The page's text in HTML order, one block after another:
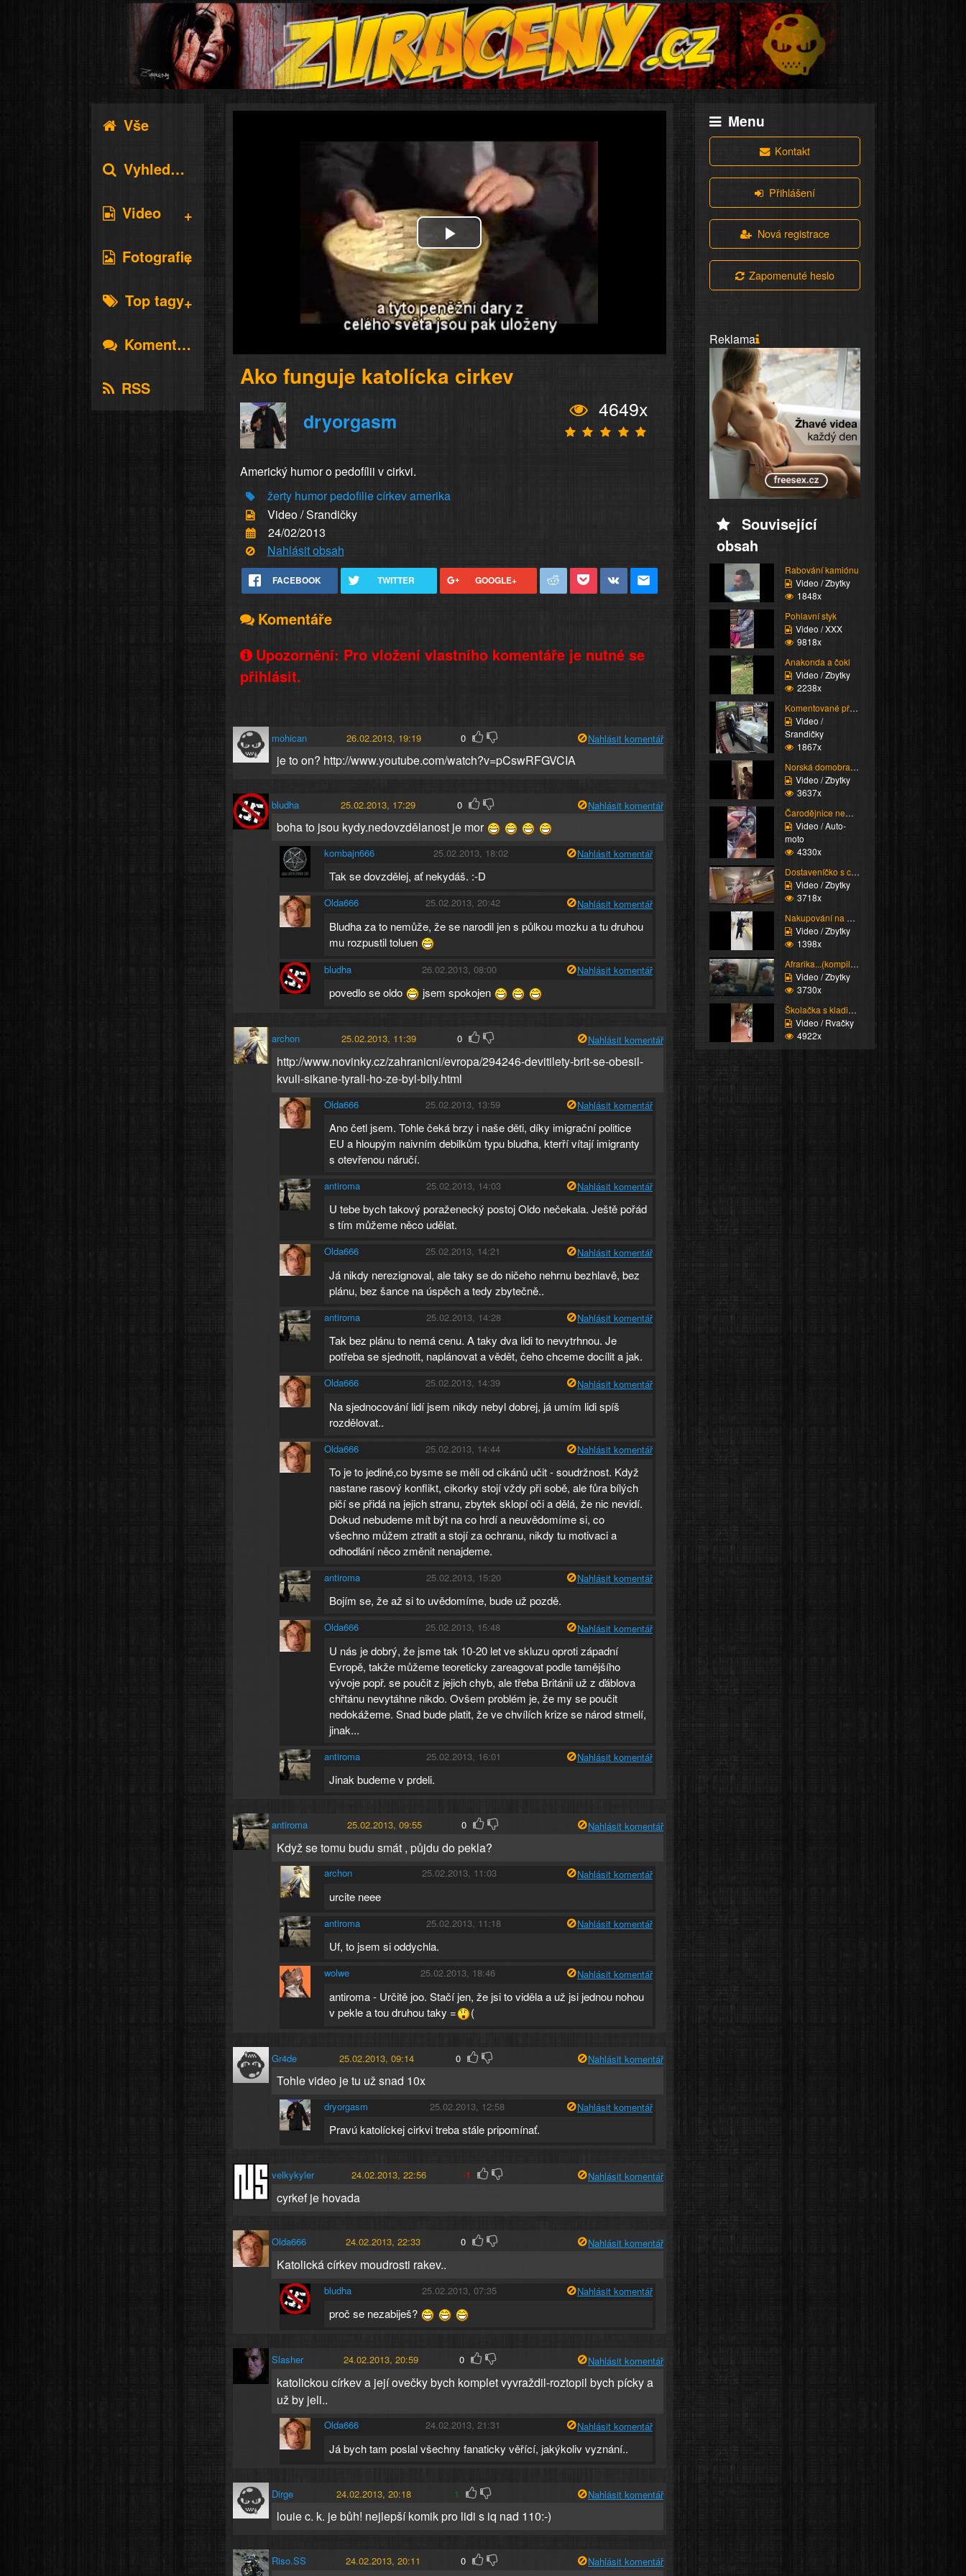
Vše
Vyhledávání
Video
Fotografie
Top tagy
Komentáře
RSS
Play
Video
Ako funguje katolícka cirkev
dryorgasm
4649x
Americký humor o pedofílii v cirkvi.
žerty humorpedofiliecírkevamerika
Video / Srandičky
24/02/2013
Nahlásit obsah
FACEBOOK TWITTER GOOGLE+
Komentáře
Upozornění: Pro vložení vlastního komentáře je nutné se
přihlásit.
mohican 26.02.2013, 19:19 0 Nahlásit komentář
je to on? http://www.youtube.com/watch?v=pCswRFGVCIA
bludha 25.02.2013, 17:29 0 Nahlásit komentář
boha to jsou kydy.nedovzdělanost je mor
kombajn666 25.02.2013, 18:02 Nahlásit komentář
Tak se dovzdělej, ať nekydáš. :-D
Olda666 25.02.2013, 20:42 Nahlásit komentář
Bludha za to nemůže, že se narodil jen s půlkou mozku a tu druhou
mu rozpustil toluen
bludha 26.02.2013, 08:00 Nahlásit komentář
povedlo se oldo jsem spokojen
archon 25.02.2013, 11:39 0 Nahlásit komentář
http://www.novinky.cz/zahranicni/evropa/294246-devitilety-brit-se-obesil-
kvuli-sikane-tyrali-ho-ze-byl-bily.html
Olda666 25.02.2013, 13:59 Nahlásit komentář
Ano četl jsem. Tohle čeká brzy i naše děti, díky imigrační politice
EU a hloupým naivním debilkům typu bludha, kterří vítají imigranty
s otevřenou náručí.
antiroma 25.02.2013, 14:03 Nahlásit komentář
U tebe bych takový poraženecký postoj Oldo nečekala. Ještě pořád
s tím můžeme něco udělat.
Olda666 25.02.2013, 14:21 Nahlásit komentář
Já nikdy nerezignoval, ale taky se do ničeho nehrnu bezhlavě, bez
plánu, bez šance na úspěch a tedy zbytečně..
antiroma 25.02.2013, 14:28 Nahlásit komentář
Tak bez plánu to nemá cenu. A taky dva lidi to nevytrhnou. Je
potřeba se sjednotit, naplánovat a vědět, čeho chceme docílit a jak.
Olda666 25.02.2013, 14:39 Nahlásit komentář
Na sjednocování lidí jsem nikdy nebyl dobrej, já umím lidi spíš
rozdělovat..
Olda666 25.02.2013, 14:44 Nahlásit komentář
To je to jediné,co bysme se měli od cikánů učit - soudržnost. Když
nastane rasový konflikt, cikorky stojí vždy při sobě, ale fůra bílých
pičí se přidá na jejich stranu, zbytek sklopí oči a dělá, že nic nevidí.
Dokud nebudeme mít být na co hrdí a neuvědomíme si, co
všechno můžem ztratit a stojí za ochranu, nikdy tu motivaci a
odhodlání něco změnit nenajdeme.
antiroma 25.02.2013, 15:20 Nahlásit komentář
Bojím se, že až si to uvědomíme, bude už pozdě.
Olda666 25.02.2013, 15:48 Nahlásit komentář
U nás je dobrý, že jsme tak 10-20 let ve skluzu oproti západní
Evropě, takže můžeme teoreticky zareagovat podle tamějšího
vývoje popř. se poučit z jejich chyb, ale třeba Británii už z ďáblova
chřtánu nevytáhne nikdo. Ovšem problém je, že my se poučit
nedokážeme. Snad bude platit, že ve chvílích krize se národ stmelí,
jinak...
antiroma 25.02.2013, 16:01 Nahlásit komentář
Jinak budeme v prdeli.
antiroma 25.02.2013, 09:55 0 Nahlásit komentář
Když se tomu budu smát , půjdu do pekla?
archon 25.02.2013, 11:03 Nahlásit komentář
urcite neee
antiroma 25.02.2013, 11:18 Nahlásit komentář
Uf, to jsem si oddychla.
wolwe 25.02.2013, 18:46 Nahlásit komentář
antiroma - Určitě joo. Stačí jen, že jsi to viděla a už jsi jednou nohou
v pekle a tou druhou taky =
(
Gr4de 25.02.2013, 09:14 0 Nahlásit komentář
Tohle video je tu už snad 10x
dryorgasm 25.02.2013, 12:58 Nahlásit komentář
Pravú katolíckej cirkvi treba stále pripomínať.
velkykyler 24.02.2013, 22:56 -1 Nahlásit komentář
cyrkef je hovada
Olda666 24.02.2013, 22:33 0 Nahlásit komentář
Katolická církev moudrosti rakev..
bludha 25.02.2013, 07:35 Nahlásit komentář
proč se nezabiješ?
Slasher 24.02.2013, 20:59 0 Nahlásit komentář
katolickou církev a její ovečky bych komplet vyvraždil-roztopil bych pícky a
už by jeli..
Olda666 24.02.2013, 21:31 Nahlásit komentář
Já bych tam poslal všechny fanaticky věřící, jakýkoliv vyznání..
Dirge 24.02.2013, 20:18 1 Nahlásit komentář
louie c. k. je bůh! nejlepší komik pro lidi s iq nad 110:-)
Riso.SS 24.02.2013, 20:11 0 Nahlásit komentář
Menu
Kontakt
Přihlášení
Nová registrace
Zapomenuté heslo
Reklama
Související
obsah
Rabování kamiónu
Video / Zbytky
1848x
Pohlavní styk
Video / XXX
9818x
Anakonda a čokl
Video / Zbytky
2238x
Komentované přepadení
Video /
Srandičky
1867x
Norská domobrana
Video / Zbytky
3637x
Čarodějnice nemá koště
Video / Auto-
moto
4330x
Dostaveníčko s chlapce...
Video / Zbytky
3718x
Nakupování na americký...
Video / Zbytky
1398x
Afrarika...(kompilace)
Video / Zbytky
3730x
Školačka s kladivem a ...
Video / Rvačky
4922x